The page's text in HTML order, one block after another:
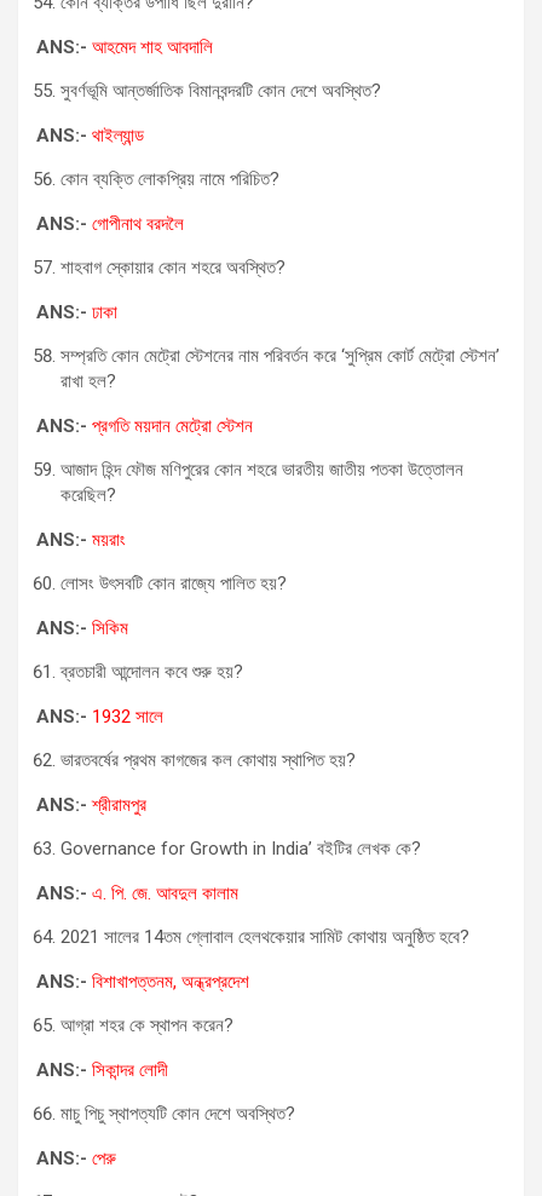
ANS:- আহমেদ শাহ আবদালি
সুবর্ণভূমি আন্তর্জাতিক বিমানবন্দরটি কোন দেশে অবস্থিত?
ANS:- থাইল্যান্ড
কোন ব্যক্তি লোকপ্রিয় নামে পরিচিত?
ANS:- গোপীনাথ বরদলৈ
শাহবাগ স্কোয়ার কোন শহরে অবস্থিত?
ANS:- ঢাকা
সম্প্রতি কোন মেট্রো স্টেশনের নাম পরিবর্তন করে ‘সুপ্রিম কোর্ট মেট্রো স্টেশন’
রাখা হল?
ANS:- প্রগতি ময়দান মেট্রো স্টেশন
আজাদ হিন্দ ফৌজ মণিপুরের কোন শহরে ভারতীয় জাতীয় পতকা উত্তোলন
করেছিল?
ANS:- ময়রাং
লোসং উৎসবটি কোন রাজ্যে পালিত হয়?
ANS:- সিকিম
ব্রতচারী আন্দোলন কবে শুরু হয়?
ANS:- 1932 সালে
ভারতবর্ষের প্রথম কাগজের কল কোথায় স্থাপিত হয়?
ANS:- শ্রীরামপুর
Governance for Growth in India’ বইটির লেখক কে?
ANS:- এ. পি. জে. আবদুল কালাম
2021 সালের 14তম গ্লোবাল হেলথকেয়ার সামিট কোথায় অনুষ্ঠিত হবে?
ANS:- বিশাখাপত্তনম, অন্ধ্রপ্রদেশ
আগ্রা শহর কে স্থাপন করেন?
ANS:- সিকান্দর লোদী
মাচু পিচু স্থাপত্যটি কোন দেশে অবস্থিত?
ANS:- পেরু